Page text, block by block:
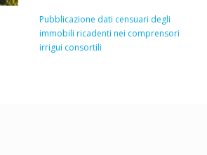
Pubblicazione dati censuari degli
immobili ricadenti nei comprensori
irrigui consortili